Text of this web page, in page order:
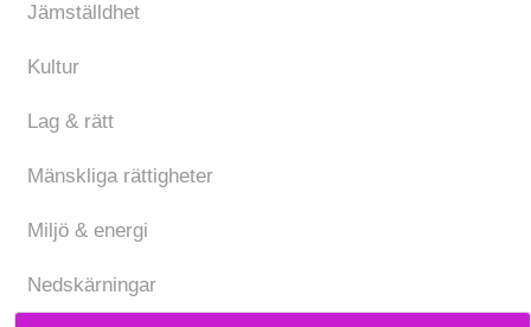
Jämställdhet
Kultur
Lag & rätt
Mänskliga rättigheter
Miljö & energi
Nedskärningar